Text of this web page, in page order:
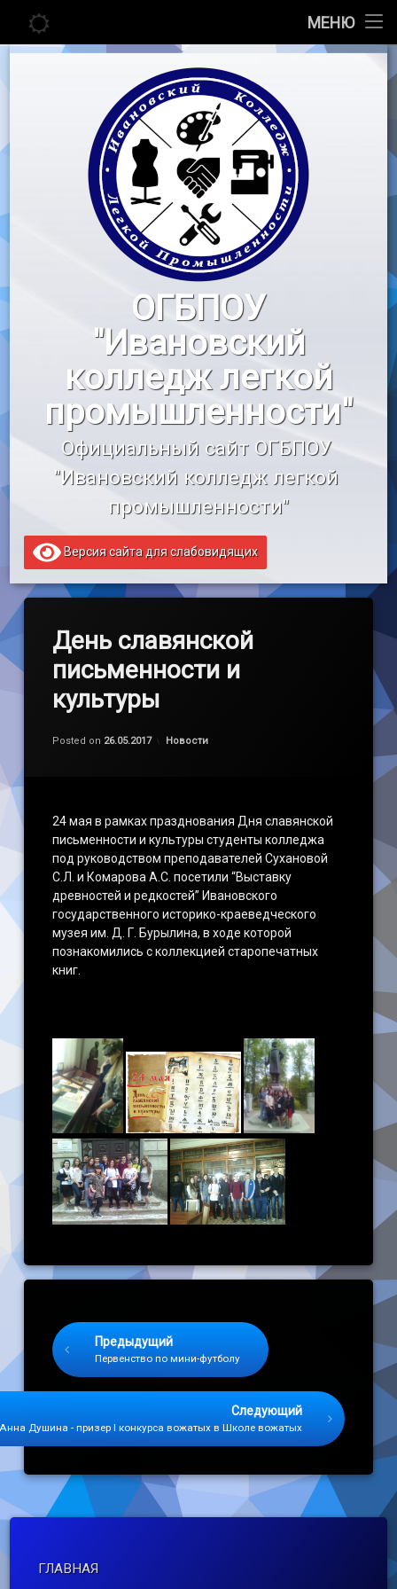
МЕНЮ
Главная
Педагогу
Воспитательная работа
«Профессионалы»
«Профессионалитет»
Образовательный кредит
Перейти
ОГБПОУ
"Ивановский
колледж легкой
промышленности"
Официальный сайт ОГБПОУ
"Ивановский колледж легкой
промышленности"
Версия сайта для слабовидящих
День славянской
письменности и
культуры
Posted on 26.05.2017
Обновлено на
by
Категории:
Новости
24 мая в рамках празднования Дня славянской
письменности и культуры студенты колледжа
под руководством преподавателей Сухановой
С.Л. и Комарова А.С. посетили “Выставку
древностей и редкостей” Ивановского
государственного историко-краеведческого
музея им. Д. Г. Бурылина, в ходе которой
познакомились с коллекцией старопечатных
книг.
Предыдущий
Первенство по мини-футболу
Следующий
Душина - призер I конкурса вожатых в Школе вожатых
ГЛАВНАЯ